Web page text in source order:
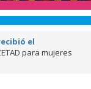
el
para mujeres